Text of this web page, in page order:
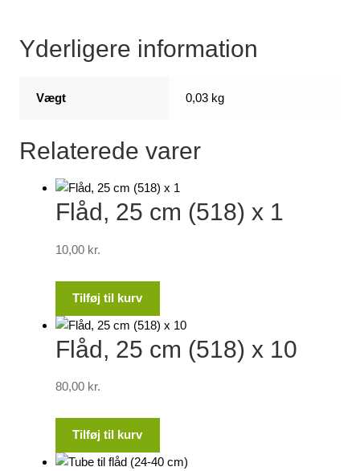
Yderligere information
Vægt 0,03 kg
Relaterede varer
Flåd, 25 cm (518) x 1
10,00 kr.
Tilføj til kurv
Flåd, 25 cm (518) x 10
80,00 kr.
Tilføj til kurv